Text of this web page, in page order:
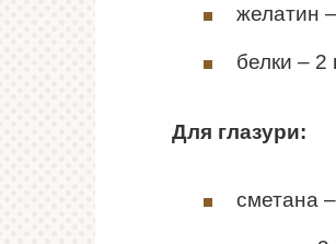
желатин
белки – 2
Для глазури:
сметана